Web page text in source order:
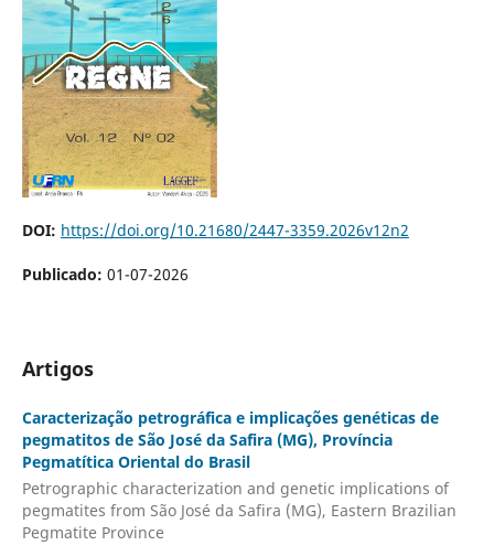
DOI: https://doi.org/10.21680/2447-3359.2026v12n2
Publicado: 01-07-2026
Artigos
Caracterização petrográfica e implicações genéticas de
pegmatitos de São José da Safira (MG), Província
Pegmatítica Oriental do Brasil
Petrographic characterization and genetic implications of
pegmatites from São José da Safira (MG), Eastern Brazilian
Pegmatite Province